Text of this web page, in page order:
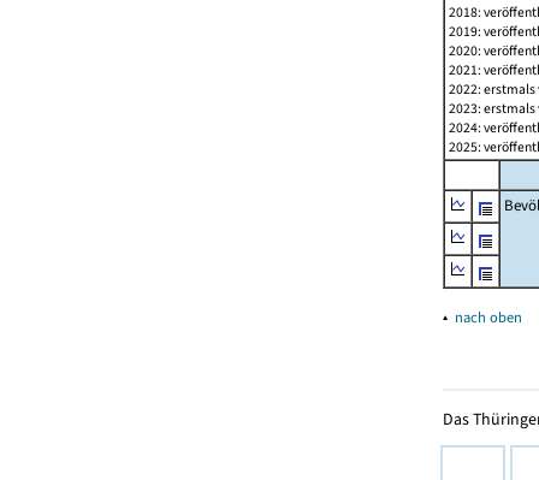
2018:
2019:
2020:
2021:
2022:
2023:
2024:
2025:
▴ nach oben
Das